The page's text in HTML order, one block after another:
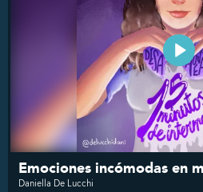
Emociones incómodas en
Daniella De Lucchi